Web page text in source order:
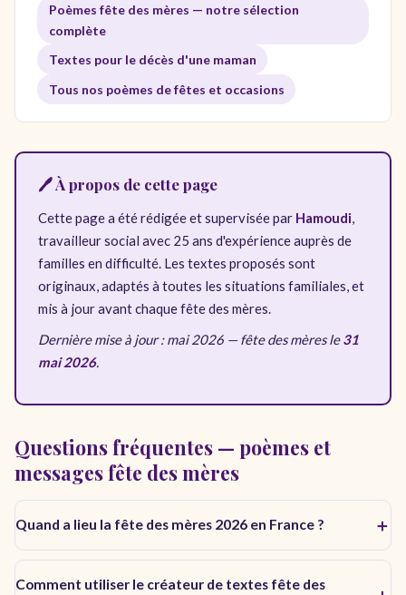
Poèmes fête des mères — notre sélection
complète
Textes pour le décès d'une maman
Tous nos poèmes de fêtes et occasions
🖊️ À propos de cette page
Cette page a été rédigée et supervisée par Hamoudi,
travailleur social avec 25 ans d'expérience auprès de
familles en difficulté. Les textes proposés sont
originaux, adaptés à toutes les situations familiales, et
mis à jour avant chaque fête des mères.
Dernière mise à jour : mai 2026 — fête des mères le31
mai 2026.
Questions fréquentes — poèmes et
messages fête des mères
Quand a lieu la fête des mères 2026 en France ?
Comment utiliser le créateur de textes fête des